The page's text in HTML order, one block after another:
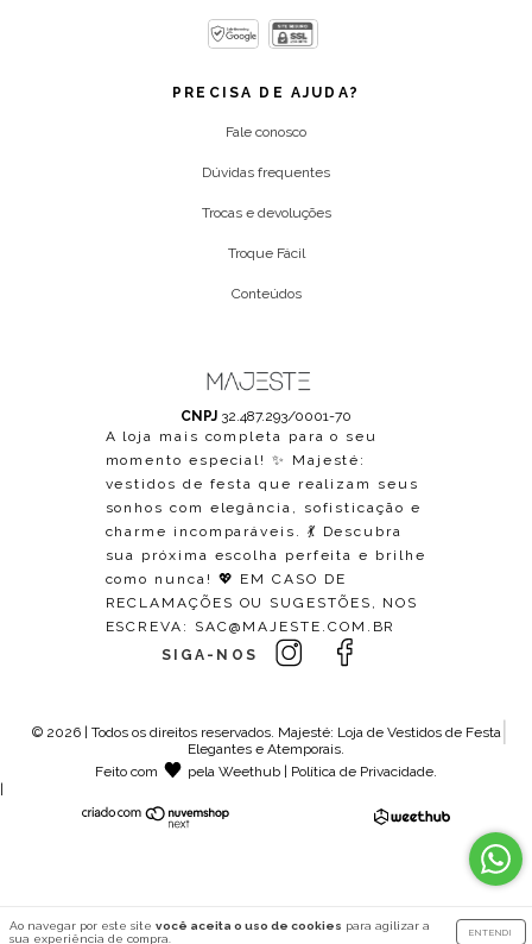
Ao navegar por este site você aceita o uso de cookies para agilizar a
sua experiência de compra.
ENTENDI
PRECISA DE AJUDA?
Fale conosco
Dúvidas frequentes
Trocas e devoluções
Troque Fácil
Conteúdos
CNPJ 32.487.293/0001-70
A loja mais completa para o seu
momento especial! ✨ Majesté:
vestidos de festa que realizam seus
sonhos com elegância, sofisticação e
charme incomparáveis. 💃 Descubra
sua próxima escolha perfeita e brilhe
como nunca! 💖 EM CASO DE
RECLAMAÇÕES OU SUGESTÕES, NOS
ESCREVA: SAC@MAJESTE.COM.BR
SIGA-NOS
© 2026 | Todos os direitos reservados. Majesté: Loja de Vestidos de Festa
Elegantes e Atemporais.
Feito com
pelaWeethub Política de Privacidade.
|